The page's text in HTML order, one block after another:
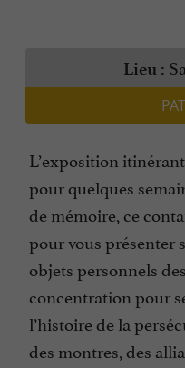
Lieu :
L’exposition
pour quelques
de mémoire, ce
pour vous présenter
objets personnels
concentration pour
l’histoire de la
des montres, des